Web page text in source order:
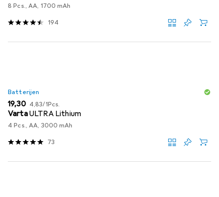
8 Pcs., AA, 1700 mAh
194
Batterijen
EUR
19,30 EUR
4,83/1Pcs.
VartaULTRA Lithium
4 Pcs., AA, 3000 mAh
73